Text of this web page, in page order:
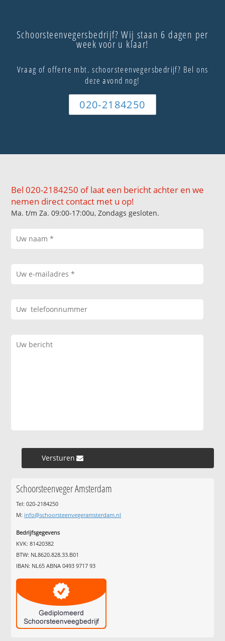
Schoorsteenvegersbedrijf? Wij staan 6 dagen per
week voor u klaar!
Vraag of offerte mbt. schoorsteenvegersbedrijf? Bel ons
deze avond nog!
020-2184250
Bel 020-2184250 of laat een bericht achter en we
nemen direct contact met u op!
Ma. t/m Za. 09:00-17:00u, Zondags gesloten.
Versturen »
Schoorsteenveger Amsterdam
Tel: 020-2184250
M: info@schoorsteenvegeramsterdam.nl
Bedrijfsgegevens
KVK: 81420382
BTW: NL8620.828.33.B01
IBAN: NL65 ABNA 0493 9717 93